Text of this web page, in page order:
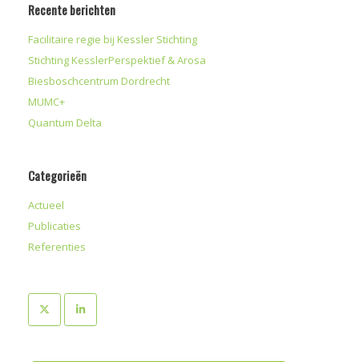
Recente berichten
Facilitaire regie bij Kessler Stichting
Stichting KesslerPerspektief & Arosa
Biesboschcentrum Dordrecht
MUMC+
Quantum Delta
Categorieën
Actueel
Publicaties
Referenties